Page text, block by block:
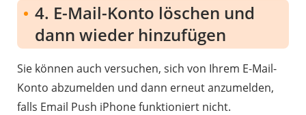
4. E-Mail-Konto löschen und
dann wieder hinzufügen
Sie können auch versuchen, sich von Ihrem E-Mail-
Konto abzumelden und dann erneut anzumelden,
falls Email Push iPhone funktioniert nicht.